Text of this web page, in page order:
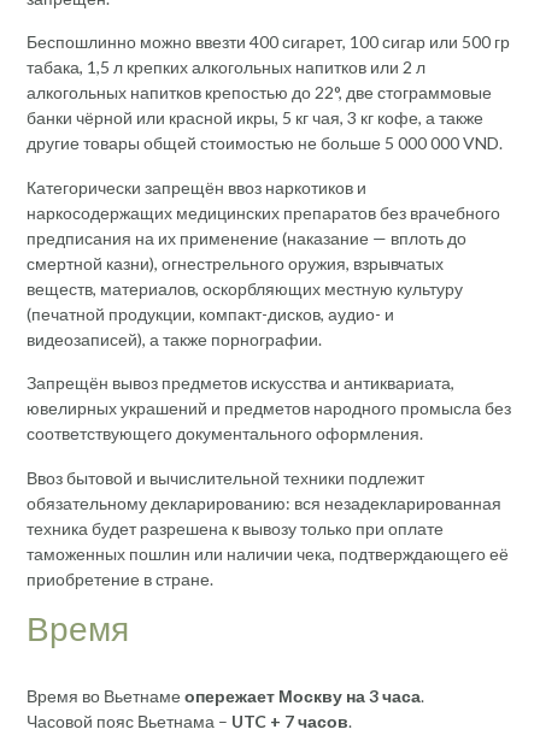
Беспошлинно можно ввезти 400 сигарет, 100 сигар или 500 гр
табака, 1,5 л крепких алкогольных напитков или 2 л
алкогольных напитков крепостью до 22°, две стограммовые
банки чёрной или красной икры, 5 кг чая, 3 кг кофе, а также
другие товары общей стоимостью не больше 5 000 000 VND.
Категорически запрещён ввоз наркотиков и
наркосодержащих медицинских препаратов без врачебного
предписания на их применение (наказание — вплоть до
смертной казни), огнестрельного оружия, взрывчатых
веществ, материалов, оскорбляющих местную культуру
(печатной продукции, компакт-дисков, аудио- и
видеозаписей), а также порнографии.
Запрещён вывоз предметов искусства и антиквариата,
ювелирных украшений и предметов народного промысла без
соответствующего документального оформления.
Ввоз бытовой и вычислительной техники подлежит
обязательному декларированию: вся незадекларированная
техника будет разрешена к вывозу только при оплате
таможенных пошлин или наличии чека, подтверждающего её
приобретение в стране.
Время
Время во Вьетнаме опережает Москву на 3 часа.
Часовой пояс Вьетнама – UTC + 7 часов.